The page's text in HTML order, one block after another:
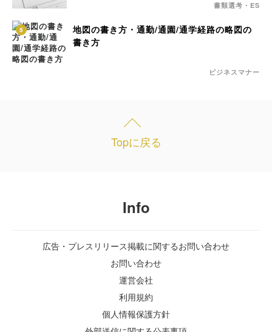
書類選考・ES
5
地図の書き方・通勤/通園/通学経路の略図の
書き方
ビジネスマナー
Topに戻る
Info
広告・プレスリリース掲載に関するお問い合わせ
お問い合わせ
運営会社
利用規約
個人情報保護方針